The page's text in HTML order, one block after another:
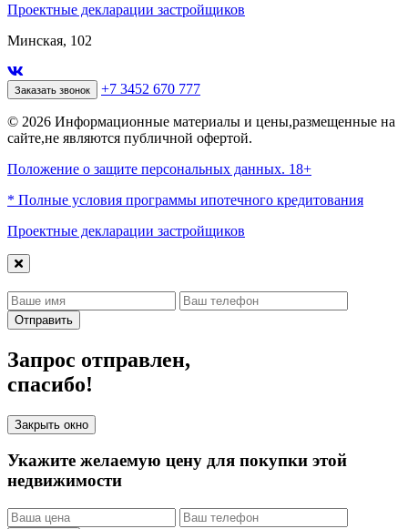
Проектные декларации застройщиков
Минская, 102
Заказать звонок +7 3452 670 777
© 2026 Информационные материалы и цены,размещенные на
сайте,не являются публичной офертой.
Положение о защите персональных данных. 18+
* Полные условия программы ипотечного кредитования
Проектные декларации застройщиков
Отправить
Запрос отправлен,
спасибо!
Закрыть окно
Укажите желаемую цену для покупки этой
недвижимости